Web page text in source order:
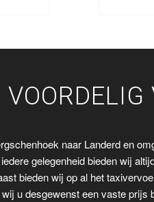
naar Landerd en
gelegenheid bieden wij
bieden wij op al het
u desgewenst een vaste